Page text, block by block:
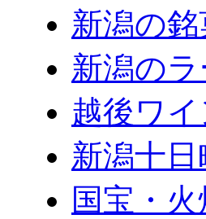
新潟の銘
新潟の
越後ワイ
新潟十
国宝・